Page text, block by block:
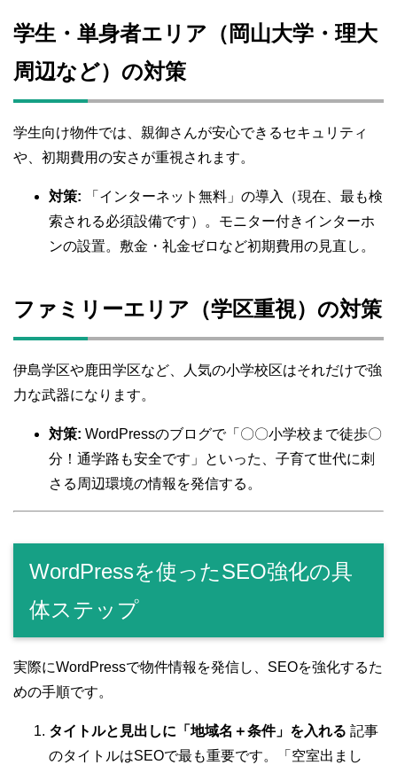
学生・単身者エリア（岡山大学・理大
周辺など）の対策
学生向け物件では、親御さんが安心できるセキュリティ
や、初期費用の安さが重視されます。
対策: 「インターネット無料」の導入（現在、最も検
索される必須設備です）。モニター付きインターホ
ンの設置。敷金・礼金ゼロなど初期費用の見直し。
ファミリーエリア（学区重視）の対策
伊島学区や鹿田学区など、人気の小学校区はそれだけで強
力な武器になります。
対策: WordPressのブログで「〇〇小学校まで徒歩〇
分！通学路も安全です」といった、子育て世代に刺
さる周辺環境の情報を発信する。
WordPressを使ったSEO強化の具
体ステップ
実際にWordPressで物件情報を発信し、SEOを強化するた
めの手順です。
タイトルと見出しに「地域名＋条件」を入れる 記事
のタイトルはSEOで最も重要です。「空室出まし